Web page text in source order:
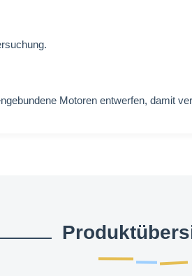
Motoren entwerfen, damit